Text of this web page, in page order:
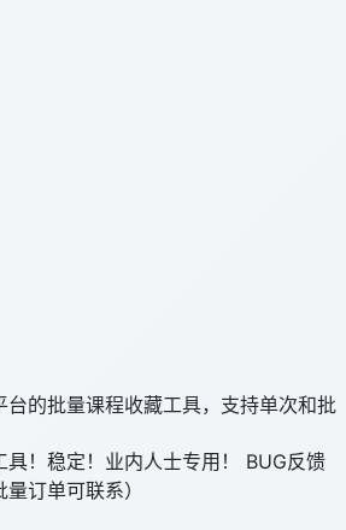
台的批量课程收藏工具，支持单次和批
！稳定！业内人士专用！ BUG反馈
订单可联系）